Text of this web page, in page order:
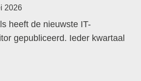
2026
heeft de nieuwste IT-
gepubliceerd. Ieder kwartaal